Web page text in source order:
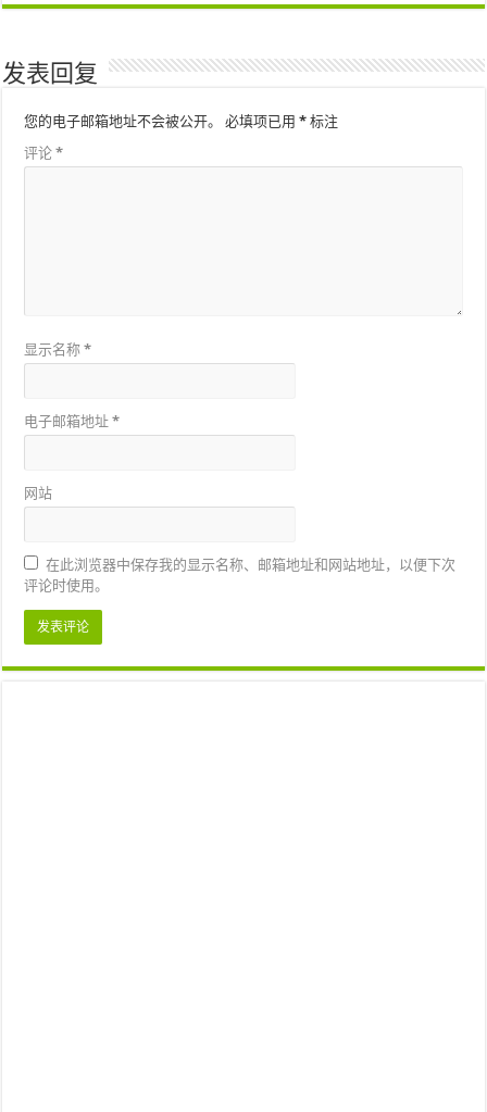
发表回复
您的电子邮箱地址不会被公开。 必填项已用* 标注
评论*
显示名称*
电子邮箱地址*
网站
在此浏览器中保存我的显示名称、邮箱地址和网站地址，以便下次
评论时使用。